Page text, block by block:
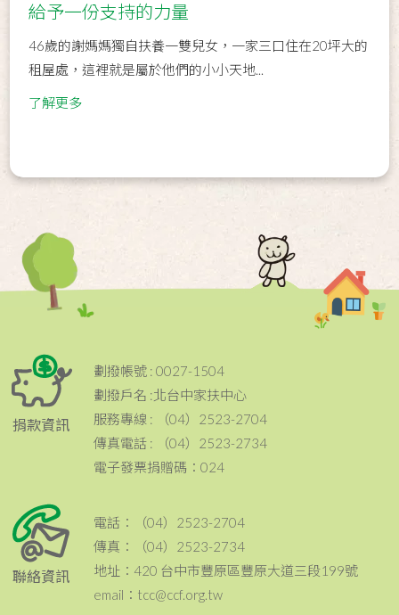
給予一份支持的力量
46歲的謝媽媽獨自扶養一雙兒女，一家三口住在20坪大的
租屋處，這裡就是屬於他們的小小天地...
了解更多
捐款資訊
劃撥帳號 : 0027-1504
劃撥戶名 :北台中家扶中心
服務專線 : （04）2523-2704
傳真電話 : （04）2523-2734
電子發票捐贈碼：024
聯絡資訊
電話：（04）2523-2704
傳真：（04）2523-2734
地址：420 台中市豐原區豐原大道三段199號
email：tcc@ccf.org.tw